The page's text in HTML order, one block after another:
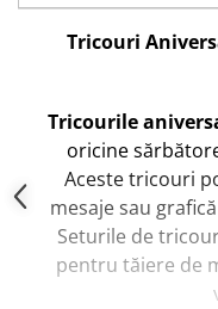
Tricouri
Tricourile
oricine
Aceste tricouri
mesaje sau
Seturile de
pentru tăiere de